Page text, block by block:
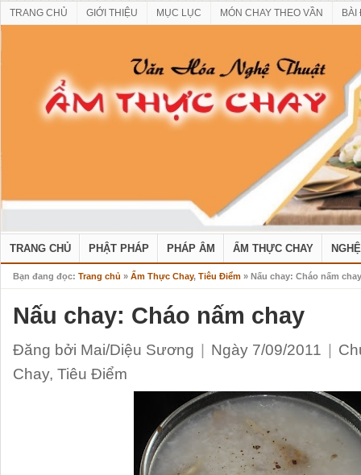
TRANG CHỦ GIỚI THIỆU MỤC LỤC MÓN CHAY THEO VẦN BÀI
TRANG CHỦ PHẬT PHÁP PHÁP ÂM ẨM THỰC CHAY
Bạn đang đọc: Trang chủ » Ẩm Thực Chay, Tiêu Điểm » Nấu chay: Cháo nấm chay
Nấu chay: Cháo nấm chay
Đăng bởi Mai/Diệu Sương Ngày 7/09/2011
Chay, Tiêu Điểm